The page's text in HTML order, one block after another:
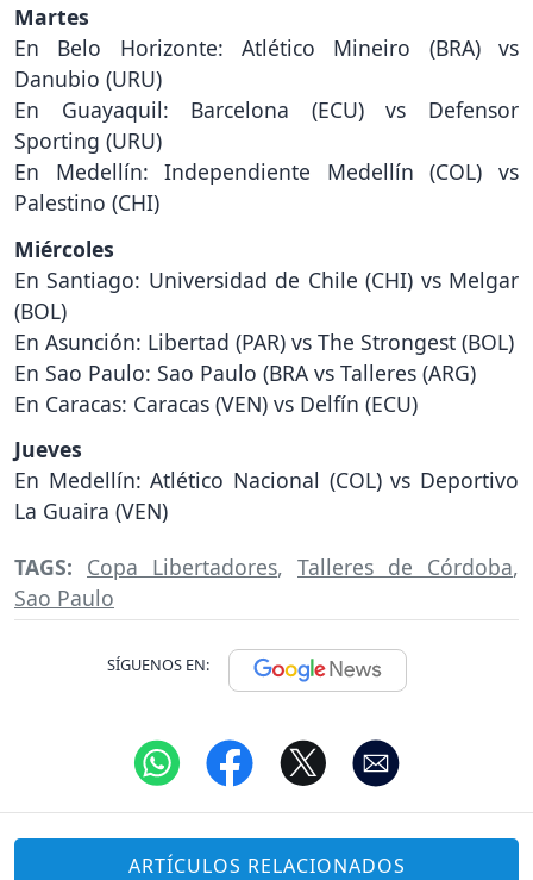
Martes
En Belo Horizonte: Atlético Mineiro (BRA) vs
Danubio (URU)
En Guayaquil: Barcelona (ECU) vs Defensor
Sporting (URU)
En Medellín: Independiente Medellín (COL) vs
Palestino (CHI)
Miércoles
En Santiago: Universidad de Chile (CHI) vs Melgar
(BOL)
En Asunción: Libertad (PAR) vs The Strongest (BOL)
En Sao Paulo: Sao Paulo (BRA vs Talleres (ARG)
En Caracas: Caracas (VEN) vs Delfín (ECU)
Jueves
En Medellín: Atlético Nacional (COL) vs Deportivo
La Guaira (VEN)
TAGS: Copa Libertadores, Talleres de Córdoba,
Sao Paulo
SÍGUENOS EN:
ARTÍCULOS RELACIONADOS